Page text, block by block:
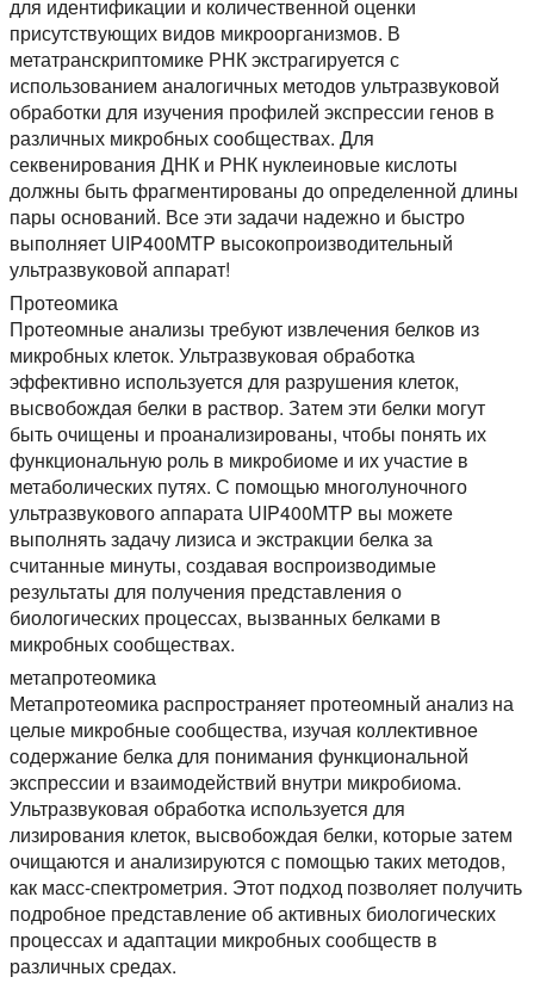
для идентификации и количественной оценки
присутствующих видов микроорганизмов. В
метатранскриптомике РНК экстрагируется с
использованием аналогичных методов ультразвуковой
обработки для изучения профилей экспрессии генов в
различных микробных сообществах. Для
секвенирования ДНК и РНК нуклеиновые кислоты
должны быть фрагментированы до определенной длины
пары оснований. Все эти задачи надежно и быстро
выполняет UIP400MTP высокопроизводительный
ультразвуковой аппарат!
Протеомика
Протеомные анализы требуют извлечения белков из
микробных клеток. Ультразвуковая обработка
эффективно используется для разрушения клеток,
высвобождая белки в раствор. Затем эти белки могут
быть очищены и проанализированы, чтобы понять их
функциональную роль в микробиоме и их участие в
метаболических путях. С помощью многолуночного
ультразвукового аппарата UIP400MTP вы можете
выполнять задачу лизиса и экстракции белка за
считанные минуты, создавая воспроизводимые
результаты для получения представления о
биологических процессах, вызванных белками в
микробных сообществах.
метапротеомика
Метапротеомика распространяет протеомный анализ на
целые микробные сообщества, изучая коллективное
содержание белка для понимания функциональной
экспрессии и взаимодействий внутри микробиома.
Ультразвуковая обработка используется для
лизирования клеток, высвобождая белки, которые затем
очищаются и анализируются с помощью таких методов,
как масс-спектрометрия. Этот подход позволяет получить
подробное представление об активных биологических
процессах и адаптации микробных сообществ в
различных средах.